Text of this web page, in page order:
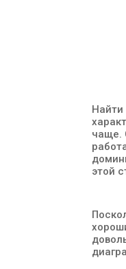
Найти
чаще.
этой